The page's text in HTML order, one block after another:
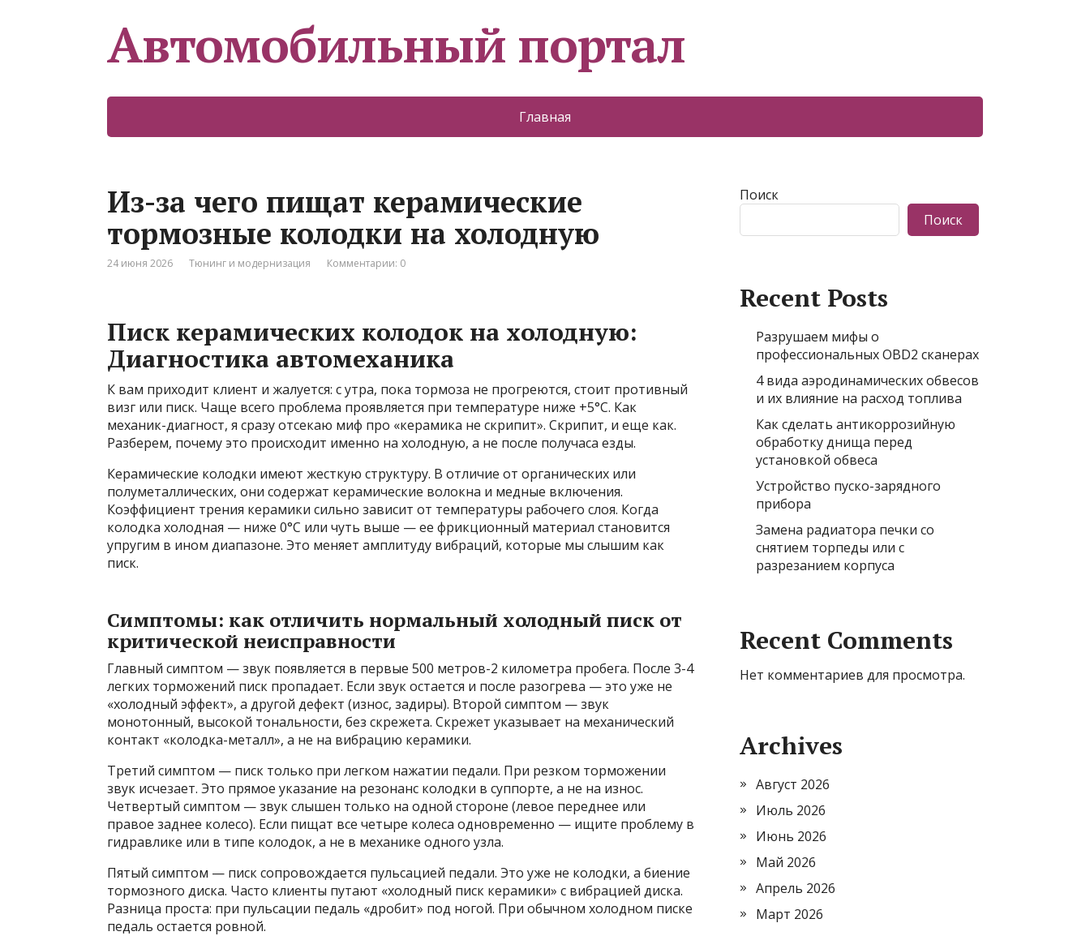
Автомобильный портал
Главная
Из-за чего пищат керамические
тормозные колодки на холодную
24 июня 2026 Тюнинг и модернизация Комментарии: 0
Писк керамических колодок на холодную:
Диагностика автомеханика
К вам приходит клиент и жалуется: с утра, пока тормоза не прогреются, стоит противный
визг или писк. Чаще всего проблема проявляется при температуре ниже +5°C. Как
механик-диагност, я сразу отсекаю миф про «керамика не скрипит». Скрипит, и еще как.
Разберем, почему это происходит именно на холодную, а не после получаса езды.
Керамические колодки имеют жесткую структуру. В отличие от органических или
полуметаллических, они содержат керамические волокна и медные включения.
Коэффициент трения керамики сильно зависит от температуры рабочего слоя. Когда
колодка холодная — ниже 0°C или чуть выше — ее фрикционный материал становится
упругим в ином диапазоне. Это меняет амплитуду вибраций, которые мы слышим как
писк.
Симптомы: как отличить нормальный холодный писк от
критической неисправности
Главный симптом — звук появляется в первые 500 метров-2 километра пробега. После 3-4
легких торможений писк пропадает. Если звук остается и после разогрева — это уже не
«холодный эффект», а другой дефект (износ, задиры). Второй симптом — звук
монотонный, высокой тональности, без скрежета. Скрежет указывает на механический
контакт «колодка-металл», а не на вибрацию керамики.
Третий симптом — писк только при легком нажатии педали. При резком торможении
звук исчезает. Это прямое указание на резонанс колодки в суппорте, а не на износ.
Четвертый симптом — звук слышен только на одной стороне (левое переднее или
правое заднее колесо). Если пищат все четыре колеса одновременно — ищите проблему в
гидравлике или в типе колодок, а не в механике одного узла.
Пятый симптом — писк сопровождается пульсацией педали. Это уже не колодки, а биение
тормозного диска. Часто клиенты путают «холодный писк керамики» с вибрацией диска.
Разница проста: при пульсации педаль «дробит» под ногой. При обычном холодном писке
педаль остается ровной.
Поиск
Поиск
Recent Posts
Разрушаем мифы о
профессиональных OBD2 сканерах
4 вида аэродинамических обвесов
и их влияние на расход топлива
Как сделать антикоррозийную
обработку днища перед
установкой обвеса
Устройство пуско-зарядного
прибора
Замена радиатора печки со
снятием торпеды или с
разрезанием корпуса
Recent Comments
Нет комментариев для просмотра.
Archives
Август 2026
Июль 2026
Июнь 2026
Май 2026
Апрель 2026
Март 2026